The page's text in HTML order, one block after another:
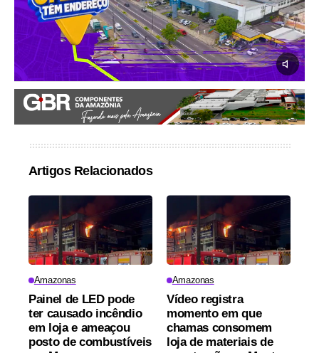
Artigos Relacionados
Amazonas
Painel de LED pode
ter causado incêndio
em loja e ameaçou
posto de combustíveis
Amazonas
Vídeo registra
momento em que
chamas consomem
loja de materiais de